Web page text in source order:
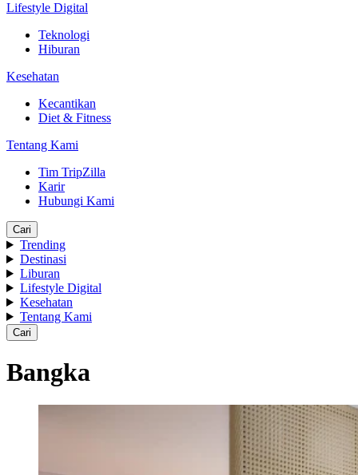
Lifestyle Digital
Teknologi
Hiburan
Kesehatan
Kecantikan
Diet & Fitness
Tentang Kami
Tim TripZilla
Karir
Hubungi Kami
Cari
Trending
Destinasi
Liburan
Lifestyle Digital
Kesehatan
Tentang Kami
Cari
Bangka